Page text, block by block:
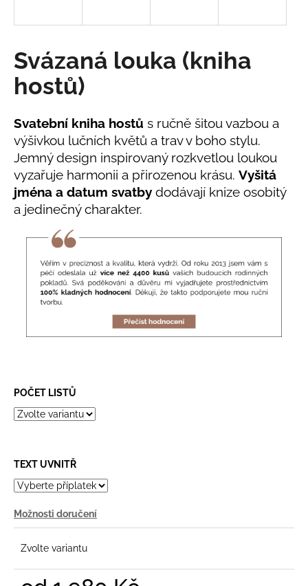
Svázaná louka (kniha
hostů)
Svatební kniha hostů s ručně šitou vazbou a
výšivkou lučních květů a trav v boho stylu.
Jemný design inspirovaný rozkvetlou loukou
vyzařuje harmonii a přirozenou krásu. Vyšitá
jména a datum svatby dodávají knize osobitý
a jedinečný charakter.
POČET LISTŮ
TEXT UVNITŘ
Možnosti doručení
Zvolte variantu
í
t
?
HLEDAT
D
e